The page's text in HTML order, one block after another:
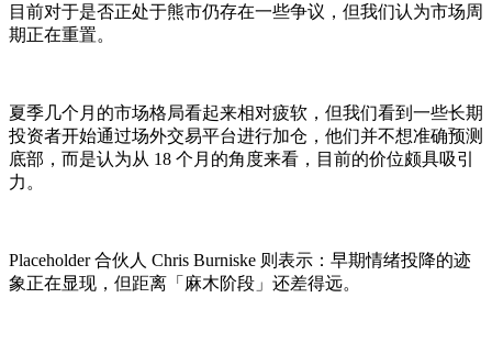
目前对于是否正处于熊市仍存在一些争议，但我们认为市场周
期正在重置。
夏季几个月的市场格局看起来相对疲软，但我们看到一些长期
投资者开始通过场外交易平台进行加仓，他们并不想准确预测
底部，而是认为从 18 个月的角度来看，目前的价位颇具吸引
力。
Placeholder 合伙人 Chris Burniske 则表示：早期情绪投降的迹
象正在显现，但距离「麻木阶段」还差得远。